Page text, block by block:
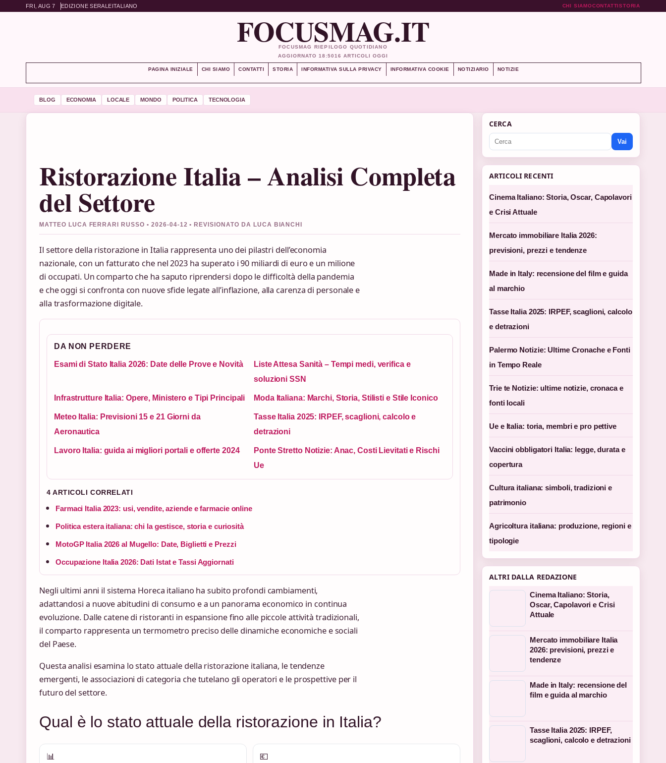
FRI, AUG 7 EDIZIONE SERALEITALIANO CHI SIAMOCONTATTISTORIA
FOCUSMAG.IT
FOCUSMAG RIEPILOGO QUOTIDIANO
AGGIORNATO 18:5016 ARTICOLI OGGI
PAGINA INIZIALE CHI SIAMO CONTATTI STORIA INFORMATIVA SULLA PRIVACY INFORMATIVA COOKIE NOTIZIARIO NOTIZIE
BLOG ECONOMIA LOCALE MONDO POLITICA TECNOLOGIA
Ristorazione Italia – Analisi Completa
del Settore
MATTEO LUCA FERRARI RUSSO • 2026-04-12 • REVISIONATO DA LUCA BIANCHI
Il settore della ristorazione in Italia rappresenta uno dei pilastri dell’economia
nazionale, con un fatturato che nel 2023 ha superato i 90 miliardi di euro e un milione
di occupati. Un comparto che ha saputo riprendersi dopo le difficoltà della pandemia
e che oggi si confronta con nuove sfide legate all’inflazione, alla carenza di personale e
alla trasformazione digitale.
DA NON PERDERE
Esami di Stato Italia 2026: Date delle Prove e Novità
Liste Attesa Sanità – Tempi medi, verifica e
soluzioni SSN
Infrastrutture Italia: Opere, Ministero e Tipi Principali Moda Italiana: Marchi, Storia, Stilisti e Stile Iconico
Meteo Italia: Previsioni 15 e 21 Giorni da
Aeronautica
Tasse Italia 2025: IRPEF, scaglioni, calcolo e
detrazioni
Lavoro Italia: guida ai migliori portali e offerte 2024
Ponte Stretto Notizie: Anac, Costi Lievitati e Rischi
Ue
4 ARTICOLI CORRELATI
Farmaci Italia 2023: usi, vendite, aziende e farmacie online
Politica estera italiana: chi la gestisce, storia e curiosità
MotoGP Italia 2026 al Mugello: Date, Biglietti e Prezzi
Occupazione Italia 2026: Dati Istat e Tassi Aggiornati
Negli ultimi anni il sistema Horeca italiano ha subito profondi cambiamenti,
adattandosi a nuove abitudini di consumo e a un panorama economico in continua
evoluzione. Dalle catene di ristoranti in espansione fino alle piccole attività tradizionali,
il comparto rappresenta un termometro preciso delle dinamiche economiche e sociali
del Paese.
Questa analisi esamina lo stato attuale della ristorazione italiana, le tendenze
emergenti, le associazioni di categoria che tutelano gli operatori e le prospettive per il
futuro del settore.
Qual è lo stato attuale della ristorazione in Italia?
📊 💶
CERCA
Vai
ARTICOLI RECENTI
Cinema Italiano: Storia, Oscar, Capolavori
e Crisi Attuale
Mercato immobiliare Italia 2026:
previsioni, prezzi e tendenze
Made in Italy: recensione del film e guida
al marchio
Tasse Italia 2025: IRPEF, scaglioni, calcolo
e detrazioni
Palermo Notizie: Ultime Cronache e Fonti
in Tempo Reale
Trie te Notizie: ultime notizie, cronaca e
fonti locali
Ue e Italia: toria, membri e pro pettive
Vaccini obbligatori Italia: legge, durata e
copertura
Cultura italiana: simboli, tradizioni e
patrimonio
Agricoltura italiana: produzione, regioni e
tipologie
ALTRI DALLA REDAZIONE
Cinema Italiano: Storia,
Oscar, Capolavori e Crisi
Attuale
Mercato immobiliare Italia
2026: previsioni, prezzi e
tendenze
Made in Italy: recensione del
film e guida al marchio
Tasse Italia 2025: IRPEF,
scaglioni, calcolo e detrazioni